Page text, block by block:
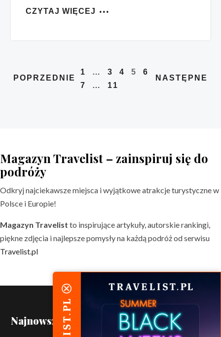
CZYTAJ WIĘCEJ
POPRZEDNIE
1 … 3 4 5
6
7
… 11
NASTĘPNE
Magazyn Travelist – zainspiruj się do
podróży
Odkryj najciekawsze miejsca i wyjątkowe atrakcje turystyczne w
Polsce i Europie!
Magazyn Travelist to inspirujące artykuły, autorskie rankingi,
piękne zdjęcia i najlepsze pomysły na każdą podróż od serwisu
Travelist.pl
Najnowsze wpisy